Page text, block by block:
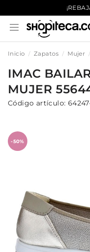
Inicio Zapatos Mujer
IMAC
MUJER
Código artículo:
-50%